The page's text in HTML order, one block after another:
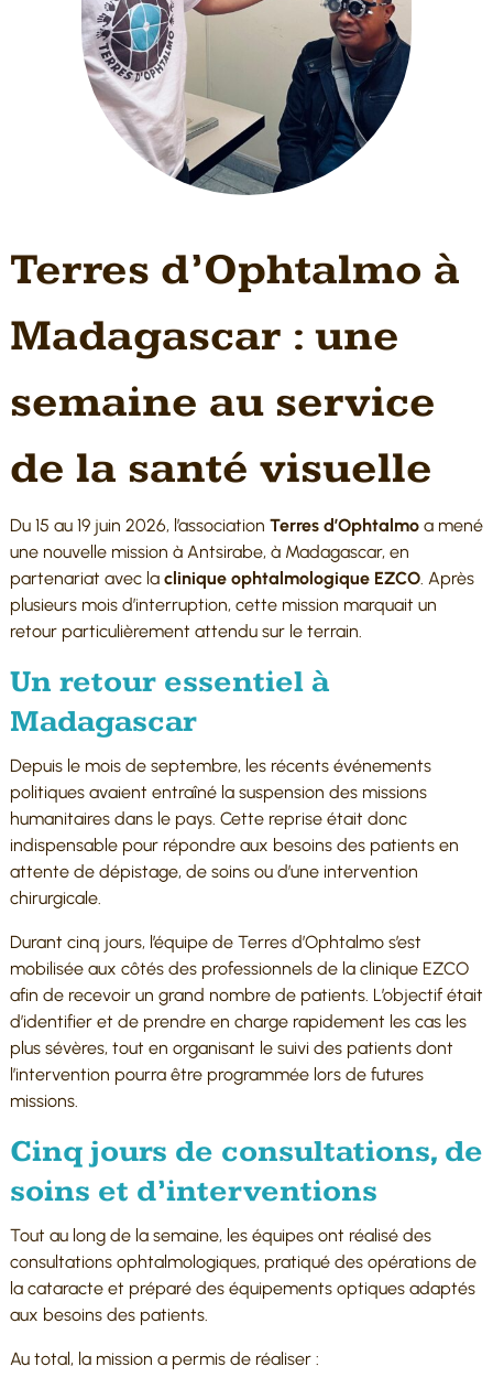
Terres d’Ophtalmo à
Madagascar : une
semaine au service
de la santé visuelle
Du 15 au 19 juin 2026, l’association Terres d’Ophtalmoa mené
une nouvelle mission à Antsirabe, à Madagascar, en
partenariat avec la clinique ophtalmologique EZCO. Après
plusieurs mois d’interruption, cette mission marquait un
retour particulièrement attendu sur le terrain.
Un retour essentiel à
Madagascar
Depuis le mois de septembre, les récents événements
politiques avaient entraîné la suspension des missions
humanitaires dans le pays. Cette reprise était donc
indispensable pour répondre aux besoins des patients en
attente de dépistage, de soins ou d’une intervention
chirurgicale.
Durant cinq jours, l’équipe de Terres d’Ophtalmo s’est
mobilisée aux côtés des professionnels de la clinique EZCO
afin de recevoir un grand nombre de patients. L’objectif était
d’identifier et de prendre en charge rapidement les cas les
plus sévères, tout en organisant le suivi des patients dont
l’intervention pourra être programmée lors de futures
missions.
Cinq jours de consultations, de
soins et d’interventions
Tout au long de la semaine, les équipes ont réalisé des
consultations ophtalmologiques, pratiqué des opérations de
la cataracte et préparé des équipements optiques adaptés
aux besoins des patients.
Au total, la mission a permis de réaliser :